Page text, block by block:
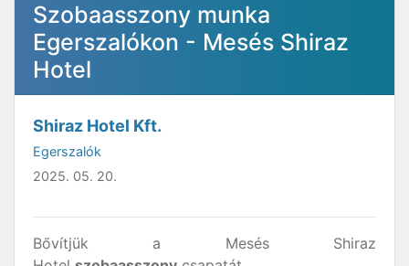
Szobaasszony munka
Egerszalókon - Mesés Shiraz
Hotel
Shiraz Hotel Kft.
Egerszalók
2025. 05. 20.
Bővítjük a Mesés Shiraz